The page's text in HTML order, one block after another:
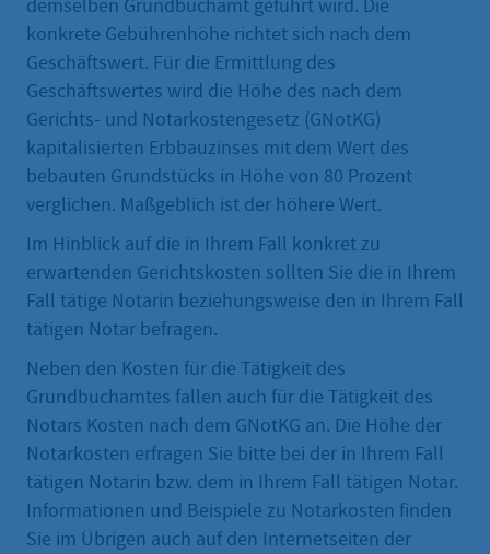
demselben Grundbuchamt geführt wird. Die
konkrete Gebührenhöhe richtet sich nach dem
Geschäftswert. Für die Ermittlung des
Geschäftswertes wird die Höhe des nach dem
Gerichts- und Notarkostengesetz (GNotKG)
kapitalisierten Erbbauzinses mit dem Wert des
bebauten Grundstücks in Höhe von 80 Prozent
verglichen. Maßgeblich ist der höhere Wert.
Im Hinblick auf die in Ihrem Fall konkret zu
erwartenden Gerichtskosten sollten Sie die in Ihrem
Fall tätige Notarin beziehungsweise den in Ihrem Fall
tätigen Notar befragen.
Neben den Kosten für die Tätigkeit des
Grundbuchamtes fallen auch für die Tätigkeit des
Notars Kosten nach dem GNotKG an. Die Höhe der
Notarkosten erfragen Sie bitte bei der in Ihrem Fall
tätigen Notarin bzw. dem in Ihrem Fall tätigen Notar.
Informationen und Beispiele zu Notarkosten finden
Sie im Übrigen auch auf den Internetseiten der